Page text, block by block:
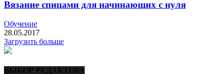
Вязание спицами для начинающих с нуля
Обучение
28.05.2017
Загрузить больше
ВЫБОР РЕДАКТОРА